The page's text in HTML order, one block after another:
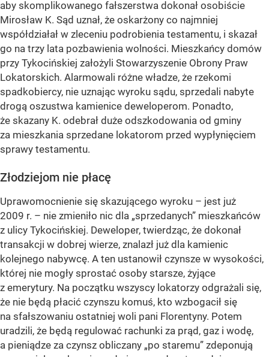
aby skomplikowanego fałszerstwa dokonał osobiście
Mirosław K. Sąd uznał, że oskarżony co najmniej
współdziałał w zleceniu podrobienia testamentu, i skazał
go na trzy lata pozbawienia wolności. Mieszkańcy domów
przy Tykocińskiej założyli Stowarzyszenie Obrony Praw
Lokatorskich. Alarmowali różne władze, że rzekomi
spadkobiercy, nie uznając wyroku sądu, sprzedali nabyte
drogą oszustwa kamienice deweloperom. Ponadto,
że skazany K. odebrał duże odszkodowania od gminy
za mieszkania sprzedane lokatorom przed wypłynięciem
sprawy testamentu.
Złodziejom nie płacę
Uprawomocnienie się skazującego wyroku – jest już
2009 r. – nie zmieniło nic dla „sprzedanych” mieszkańców
z ulicy Tykocińskiej. Deweloper, twierdząc, że dokonał
transakcji w dobrej wierze, znalazł już dla kamienic
kolejnego nabywcę. A ten ustanowił czynsze w wysokości,
której nie mogły sprostać osoby starsze, żyjące
z emerytury. Na początku wszyscy lokatorzy odgrażali się,
że nie będą płacić czynszu komuś, kto wzbogacił się
na sfałszowaniu ostatniej woli pani Florentyny. Potem
uradzili, że będą regulować rachunki za prąd, gaz i wodę,
a pieniądze za czynsz obliczany „po staremu” zdeponują